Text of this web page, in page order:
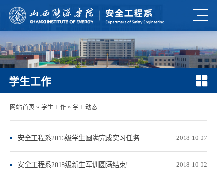
学生工作
网站首页 » 学生工作 » 学工动态
​安全工程系2016级学生圆满完成实习任务 2018-10-07
安全工程系2018级新生军训圆满结束! 2018-10-02